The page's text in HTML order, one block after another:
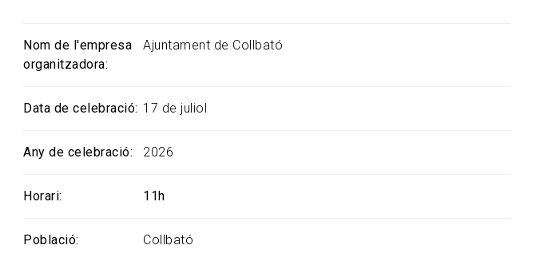
Nom de l'empresa
organitzadora
Ajuntament de Collbató
Data de celebració 17 de juliol
Any de celebració 2026
Horari 11h
Població Collbató